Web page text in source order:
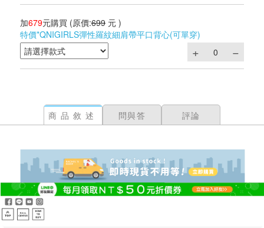
加679元購買 (原價:699 元 )
特價*QNIGIRLS彈性羅紋細肩帶平口背心(可單穿)
商品敘述 問與答 評論